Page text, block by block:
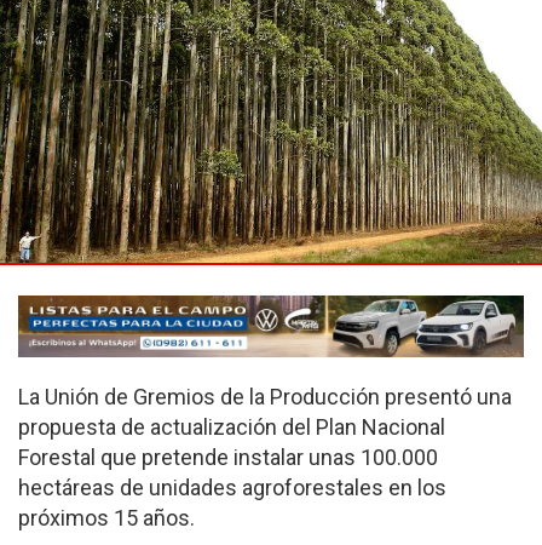
La Unión de Gremios de la Producción presentó una
propuesta de actualización del Plan Nacional
Forestal que pretende instalar unas 100.000
hectáreas de unidades agroforestales en los
próximos 15 años.